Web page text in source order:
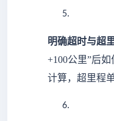
5.
明确超时与超
+100公里”后
计算，超里程
6.